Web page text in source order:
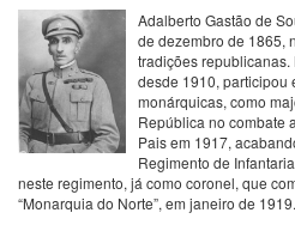
Adalberto Gastão de
de dezembro de 1865,
tradições
desde 1910, participou
monárquicas, como
República no combate
Pais em 1917,
Regimento de
neste regimento, já como coronel, que
“Monarquia do Norte”, em janeiro de 1919.